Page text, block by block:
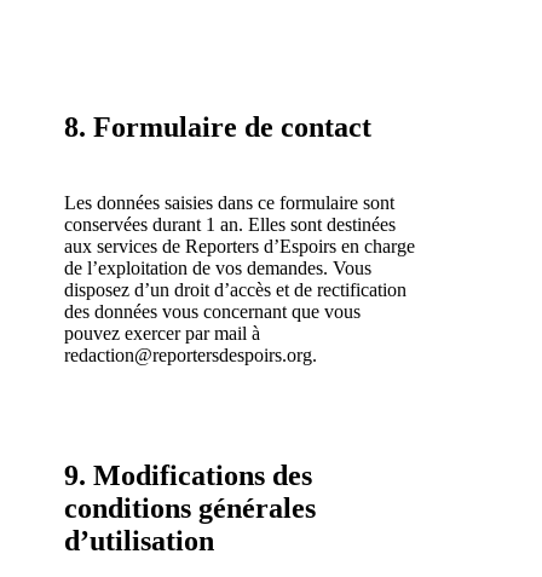
8. Formulaire de contact
Les données saisies dans ce formulaire sont
conservées durant 1 an. Elles sont destinées
aux services de Reporters d’Espoirs en charge
de l’exploitation de vos demandes. Vous
disposez d’un droit d’accès et de rectification
des données vous concernant que vous
pouvez exercer par mail à
redaction@reportersdespoirs.org.
9. Modifications des
conditions générales
d’utilisation